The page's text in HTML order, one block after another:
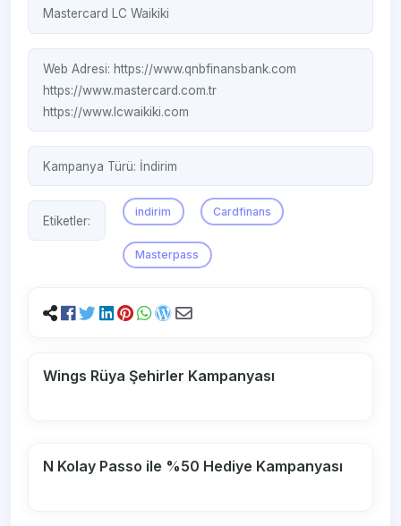
Mastercard LC Waikiki
Web Adresi:https://www.qnbfinansbank.com
https://www.mastercard.com.tr
https://www.lcwaikiki.com
Kampanya Türü: İndirim
Etiketler:
indirim Cardfinans
Masterpass
Wings Rüya Şehirler Kampanyası
N Kolay Passo ile %50 Hediye Kampanyası